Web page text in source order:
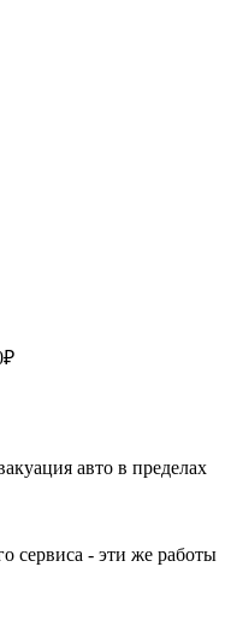
авто в пределах
сервиса - эти же работы